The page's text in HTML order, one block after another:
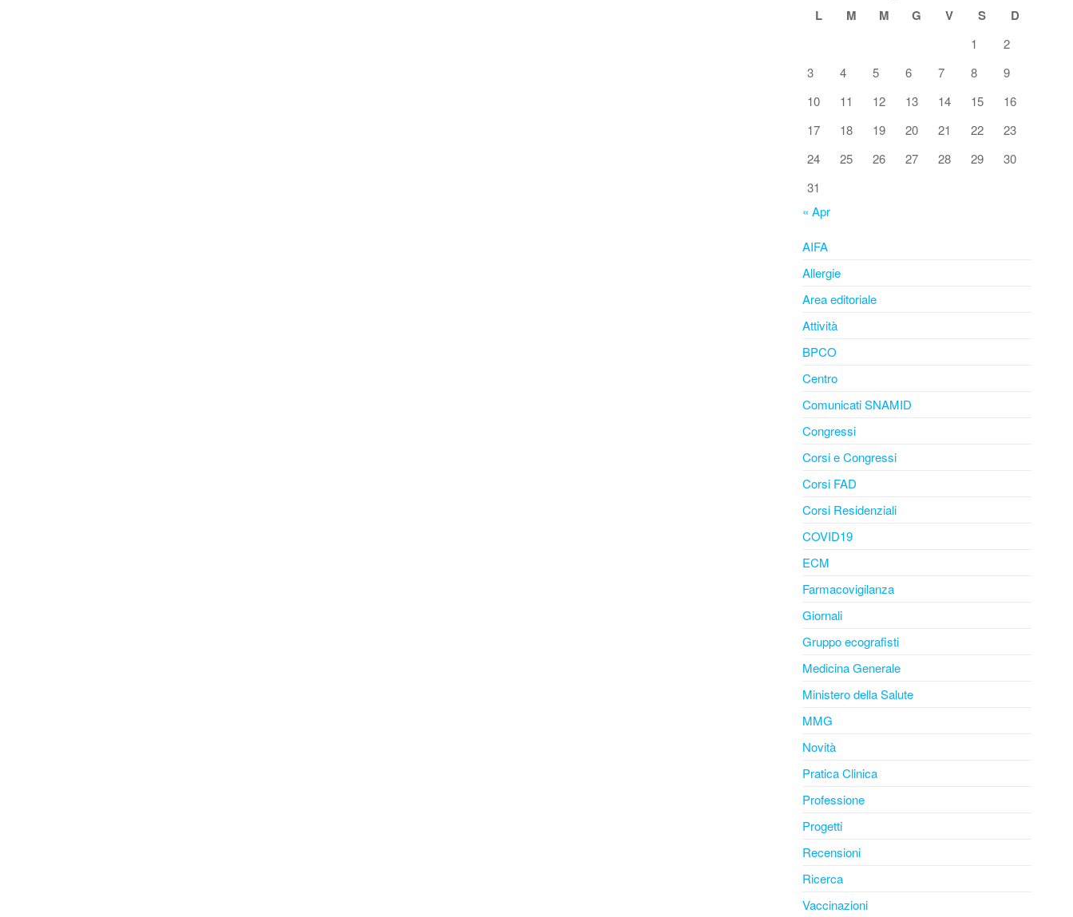
L M M G V S D
1
2
3
4 5 6 7 8
9
10
11 12 13 14 15
16
17
18 19 20 21 22
23
24
25 26 27 28 29
30
31
« Apr
AIFA
Allergie
Area editoriale
Attività
BPCO
Centro
Comunicati SNAMID
Congressi
Corsi e Congressi
Corsi FAD
Corsi Residenziali
COVID19
ECM
Farmacovigilanza
Giornali
Gruppo ecografisti
Medicina Generale
Ministero della Salute
MMG
Novità
Pratica Clinica
Professione
Progetti
Recensioni
Ricerca
Vaccinazioni